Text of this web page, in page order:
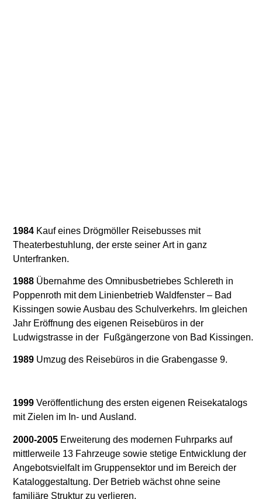
1984 Kauf eines Drögmöller Reisebusses mit
Theaterbestuhlung, der erste seiner Art in ganz
Unterfranken.
1988 Übernahme des Omnibusbetriebes Schlereth in
Poppenroth mit dem Linienbetrieb Waldfenster – Bad
Kissingen sowie Ausbau des Schulverkehrs. Im gleichen
Jahr Eröffnung des eigenen Reisebüros in der
Ludwigstrasse in der Fußgängerzone von Bad Kissingen.
1989 Umzug des Reisebüros in die Grabengasse 9.
1999Veröffentlichung des ersten eigenen Reisekatalogs
mit Zielen im In- und Ausland.
2000-2005 Erweiterung des modernen Fuhrparks auf
mittlerweile 13 Fahrzeuge sowiestetige Entwicklung der
Angebotsvielfalt im Gruppensektor und im Bereichder
Kataloggestaltung. Der Betrieb wächst ohne seine
familiäre Struktur zu verlieren.